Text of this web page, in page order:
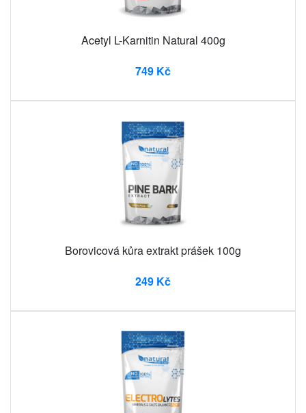
Acetyl L-Karnitin Natural 400g
749 Kč
Borovicová kůra extrakt prášek 100g
249 Kč